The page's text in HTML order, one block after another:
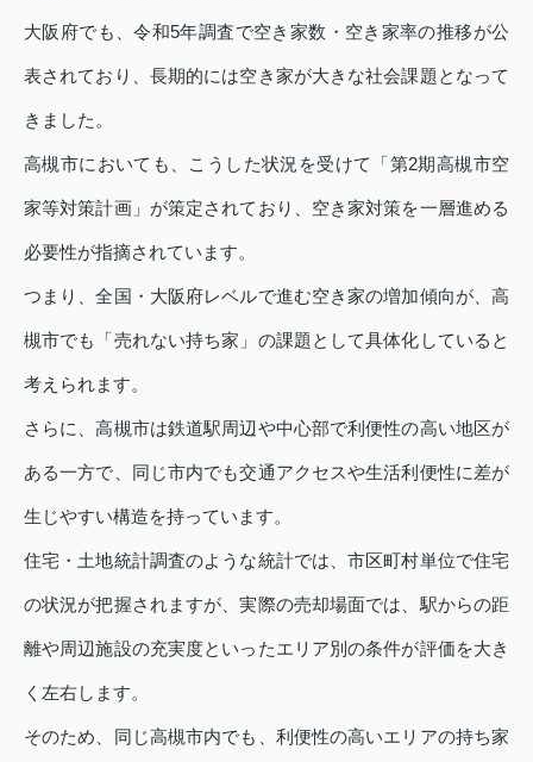
大阪府でも、令和5年調査で空き家数・空き家率の推移が公
表されており、長期的には空き家が大きな社会課題となって
きました。
高槻市においても、こうした状況を受けて「第2期高槻市空
家等対策計画」が策定されており、空き家対策を一層進める
必要性が指摘されています。
つまり、全国・大阪府レベルで進む空き家の増加傾向が、高
槻市でも「売れない持ち家」の課題として具体化していると
考えられます。
さらに、高槻市は鉄道駅周辺や中心部で利便性の高い地区が
ある一方で、同じ市内でも交通アクセスや生活利便性に差が
生じやすい構造を持っています。
住宅・土地統計調査のような統計では、市区町村単位で住宅
の状況が把握されますが、実際の売却場面では、駅からの距
離や周辺施設の充実度といったエリア別の条件が評価を大き
く左右します。
そのため、同じ高槻市内でも、利便性の高いエリアの持ち家